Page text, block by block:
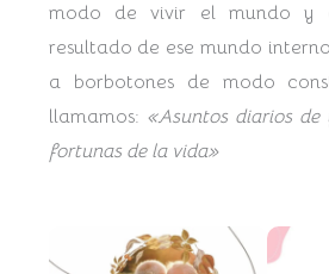
modo de vivir el mundo y
resultado de ese mundo
a borbotones de modo
llamamos: «Asuntos diarios de
fortunas de la vida»